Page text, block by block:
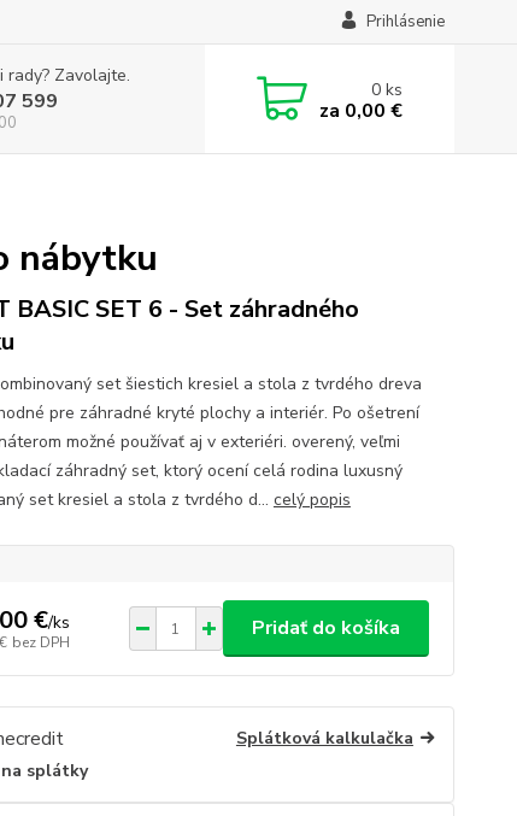
Prihlásenie
rady? Zavolajte.
599 0ks
za 0,00 €
nábytku
BASIC SET 6 - Set záhradného
set šiestich kresiel a stola z tvrdého dreva
pre záhradné kryté plochy a interiér. Po ošetrení
možné používať aj v exteriéri. overený, veľmi
záhradný set, ktorý ocení celá rodina luxusný
set kresiel a stola z tvrdého d... celý popis
€/ks
bez DPH
Pridať do košíka
Splátková kalkulačka
splátky